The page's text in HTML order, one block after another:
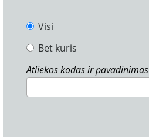
Visi
Bet kuris
Atliekos kodas ir pavadinimas